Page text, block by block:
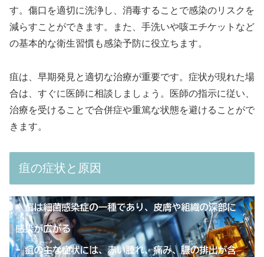
す。傷口を適切に洗浄し、消毒することで感染のリスクを
減らすことができます。また、手洗いや咳エチケットなど
の基本的な衛生習慣も感染予防に役立ちます。
疽は、早期発見と適切な治療が重要です。症状が現れた場
合は、すぐに医師に相談しましょう。医師の指示に従い、
治療を受けることで合併症や重篤な状態を避けることがで
きます。
疽の症状と原因